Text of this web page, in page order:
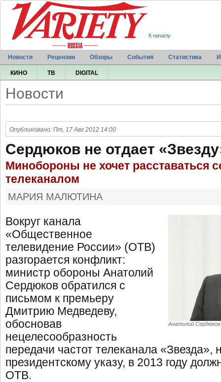
К началу
Новости Рецензии Обзоры События Статистика
КИНО ТВ DIGITAL
Новости
Опубликовано: Пт, 17 Авг 2012 14:00
Сердюков не отдает
Минобороны не хочет расставаться
телеканалом
МАРИЯ МАЛЮТИНА
Анатолий Сердюков
Вокруг канала
«Общественное
телевидение России» (ОТВ)
разгорается конфликт:
министр обороны Анатолий
Сердюков обратился с
письмом к премьеру
Дмитрию Медведеву,
обосновав
нецелесообразность
передачи частот телеканала «Звезда»,
президентскому указу, в 2013 году
ОТВ.